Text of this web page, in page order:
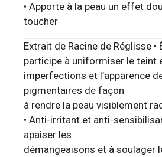
• Apporte à la peau un effet
toucher
Extrait de Racine de Réglisse •
participe à uniformiser le teint
imperfections et l’apparence
pigmentaires de façon
à rendre la peau visiblement
• Anti-irritant et anti-
apaiser les
démangeaisons et à soulager